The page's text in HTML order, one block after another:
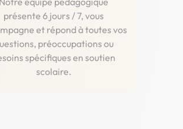
présente 6 jours / 7, vous
et répond à toutes vos
préoccupations ou
spécifiques en soutien
scolaire.